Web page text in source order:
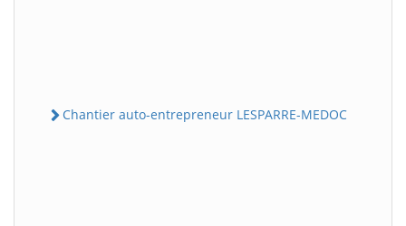
Chantier auto-entrepreneur LESPARRE-MEDOC